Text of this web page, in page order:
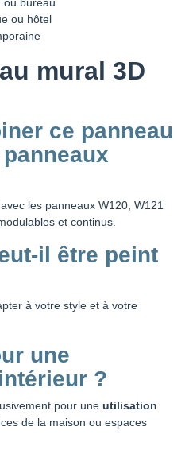
ou hôtel
mural 3D
ce panneau
les panneaux W120, W121
et continus.
il être peint
à votre style et à votre
une
?
pour une utilisation
de la maison ou espaces